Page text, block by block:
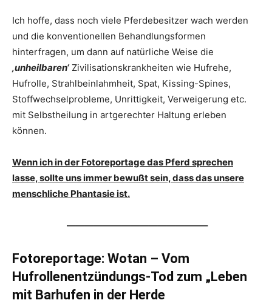
Ich hoffe, dass noch viele Pferdebesitzer wach werden
und die konventionellen Behandlungsformen
hinterfragen, um dann auf natürliche Weise die
‚unheilbaren‘ Zivilisationskrankheiten wie Hufrehe,
Hufrolle, Strahlbeinlahmheit, Spat, Kissing-Spines,
Stoffwechselprobleme, Unrittigkeit, Verweigerung etc.
mit Selbstheilung in artgerechter Haltung erleben
können.
Wenn ich in der Fotoreportage das Pferd sprechen
lasse, sollte uns immer bewußt sein, dass das unsere
menschliche Phantasie ist.
———————————————–
Fotoreportage: Wotan – Vom
Hufrollenentzündungs-Tod zum „Leben
mit Barhufen in der Herde